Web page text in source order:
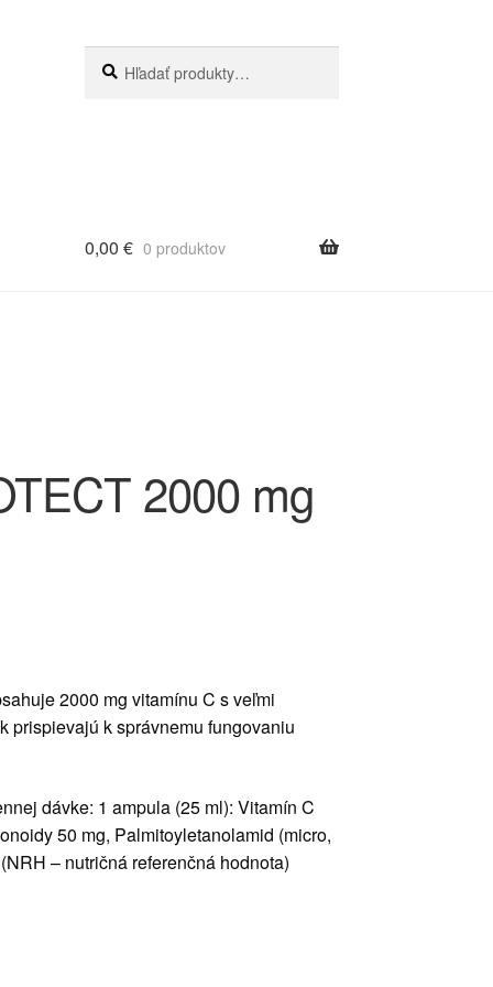
0,00 € 0 produktov
2000 mg
2000 mg vitamínu C s veľmi
prispievajú k správnemu fungovaniu
dávke: 1 ampula (25 ml): Vitamín C
50 mg, Palmitoyletanolamid (micro,
– nutričná referenčná hodnota)